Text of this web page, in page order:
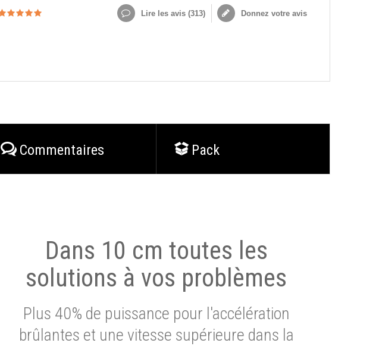
Lire les avis (313) Donnez votre avis
Commentaires Pack
Dans 10 cm toutes les
solutions à vos problèmes
Plus 40% de puissance pour l'accélération
brûlantes et une vitesse supérieure dans la